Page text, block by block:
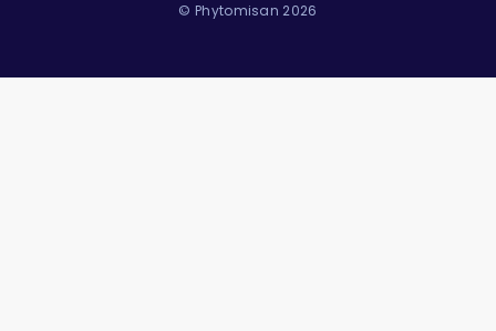
© Phytomisan 2026